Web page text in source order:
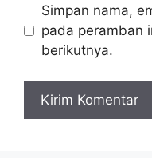
Simpan nama,
pada peramban
berikutnya.